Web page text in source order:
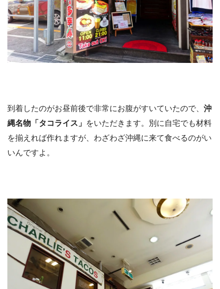
到着したのがお昼前後で非常にお腹がすいていたので、 沖
縄名物「タコライス」 をいただきます。別に自宅でも材料
を揃えれば作れますが、わざわざ沖縄に来て食べるのがい
いんですよ。